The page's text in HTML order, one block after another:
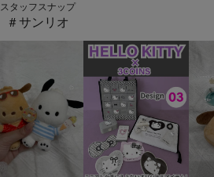
スタッフスナップ
＃サンリオ